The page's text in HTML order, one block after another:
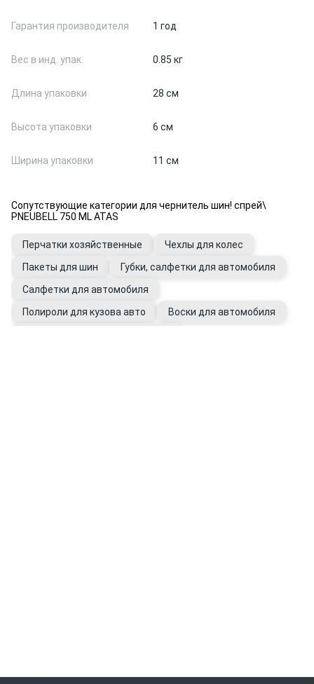
Гарантия производителя 1 год
Вес в инд. упак. 0.85 кг
Длина упаковки 28 см
Высота упаковки 6 см
Ширина упаковки 11 см
Сопутствующие категории для чернитель шин! спрей\
PNEUBELL 750 ML ATAS
Перчатки хозяйственные
Чехлы для колес
Пакеты для шин
Губки, салфетки для автомобиля
Салфетки для автомобиля
Полироли для кузова авто
Воски для автомобиля